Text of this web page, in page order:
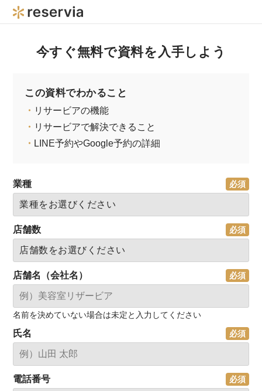
今すぐ無料で資料を入手しよう
この資料でわかること
・ リサービアの機能
・ リサービアで解決できること
・ LINE予約やGoogle予約の詳細
業種
店舗数
店舗名（会社名）
名前を決めていない場合は未定と入力してください
氏名
電話番号